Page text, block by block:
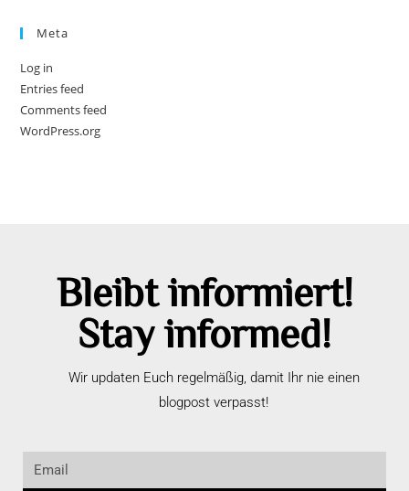
Meta
Log in
Entries feed
Comments feed
WordPress.org
Bleibt informiert!
Stay informed!
Wir updaten Euch regelmäßig, damit Ihr nie einen
blogpost verpasst!